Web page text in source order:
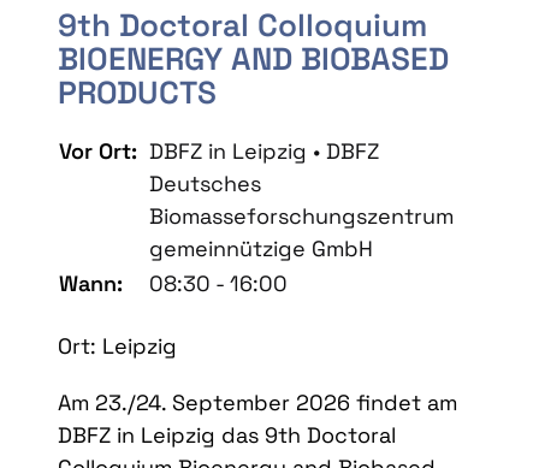
9th Doctoral Colloquium
BIOENERGY AND BIOBASED
PRODUCTS
Vor Ort: DBFZ in Leipzig • DBFZ
Deutsches
Biomasseforschungszentrum
gemeinnützige GmbH
Wann:
08:30 - 16:00
Ort: Leipzig
Am 23./24. September 2026 findet am
DBFZ in Leipzig das 9th Doctoral